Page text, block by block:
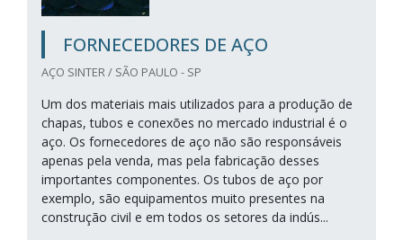
FORNECEDORES DE AÇO
AÇO SINTER / SÃO PAULO - SP
Um dos materiais mais utilizados para a produção de
chapas, tubos e conexões no mercado industrial é o
aço. Os fornecedores de aço não são responsáveis
apenas pela venda, mas pela fabricação desses
importantes componentes. Os tubos de aço por
exemplo, são equipamentos muito presentes na
construção civil e em todos os setores da indús...